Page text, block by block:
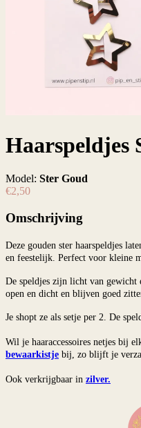
Haarspeldjes
Model: Ster Goud
€2,50
Omschrijving
Deze gouden ster haarspeldjes
en feestelijk. Perfect voor kleine
De speldjes zijn licht van
open en dicht en blijven goed
Je shopt ze als setje per 2. De
Wil je haaraccessoires netjes bij
bewaarkistje bij, zo blijft je
Ook verkrijgbaar in zilver.